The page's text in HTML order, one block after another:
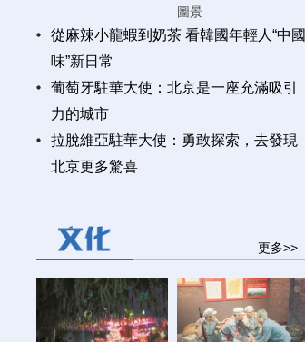
圖景
從麻辣小龍蝦到奶茶 看韓國年輕人“中國
味”新日常
葡萄牙駐華大使：北京是一座充滿吸引
力的城市
拉脫維亞駐華大使：勇敢探索，去發現
北京更多驚喜
更多>>